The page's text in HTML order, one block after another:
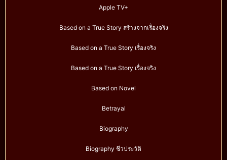
Apple TV+
Based on a True Story สร้างจากเรื่องจริง
Based on a True Story เรื่องจริง
Based on a True Story เรื่องจริง
Based on Novel
Betrayal
Biography
Biography ชีวประวัติ